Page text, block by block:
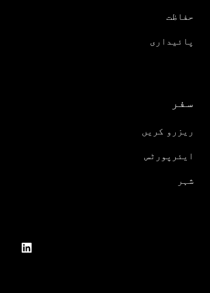
حفاظت
پائیداری
سفر
ریزرو کریں
ایئرپورٹس
شہر